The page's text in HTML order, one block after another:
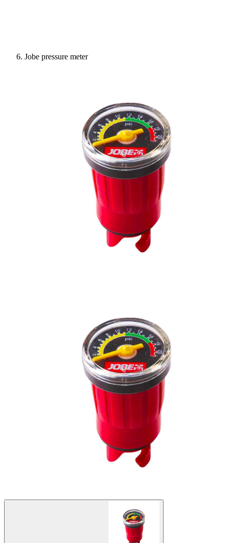
Jobe pressure meter